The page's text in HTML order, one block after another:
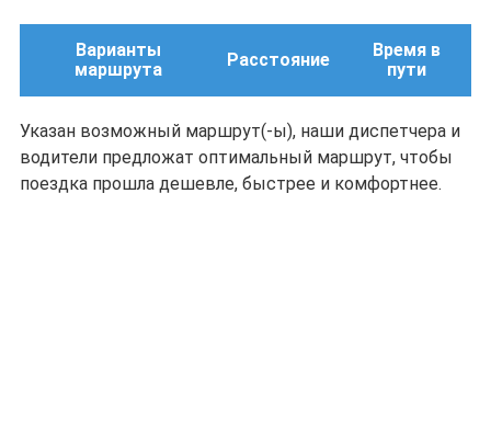
Варианты
маршрута
Расстояние
Время в
пути
Указан возможный маршрут(-ы), наши диспетчера и
водители предложат оптимальный маршрут, чтобы
поездка прошла дешевле, быстрее и комфортнее.